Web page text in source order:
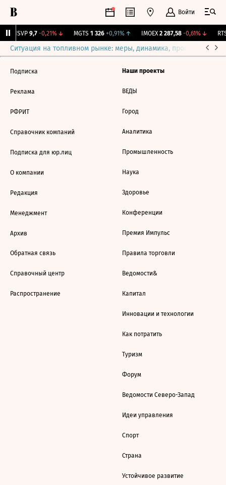
Войти
BISVP 9,7 -0,21%↓ MGTS 1 326 +0,91%↑ IMOEX 2 287,58 -0,61%↓
Ситуация на топливном рынке: меры, динамика, прогнозы
Подписка
Реклама
РФРИТ
Справочник компаний
Подписка для юр.лиц
О компании
Редакция
Менеджмент
Архив
Обратная связь
Справочный центр
Распространение
Наши проекты
ВЕДЫ
Город
Аналитика
Промышленность
Наука
Здоровье
Конференции
Премия Импульс
Правила торговли
Ведомости&
Капитал
Инновации и технологии
Как потратить
Туризм
Форум
Ведомости Северо-Запад
Идеи управления
Спорт
Страна
Устойчивое развитие